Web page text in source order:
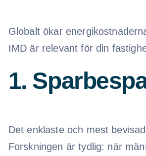
Globalt ökar
IMD är relevant för din
1.
Det enklaste och mest
Forskningen är tydlig: när